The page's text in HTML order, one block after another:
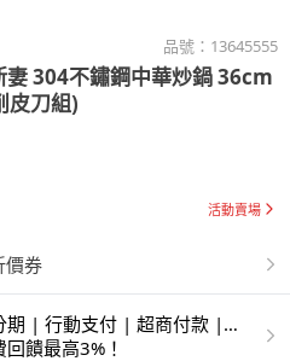
品號： 13645555
妻 304不鏽鋼中華炒鍋 36cm
皮刀組)
活動賣場
價券
期 | 行動支付 | 超商付款 |
饋最高3%！